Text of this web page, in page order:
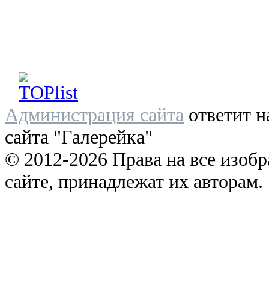
Администрация сайта ответит
сайта "Галерейка"
© 2012-2026 Права на все
сайте, принадлежат их авторам.